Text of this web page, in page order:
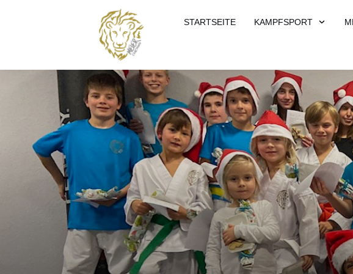
STARTSEITE KAMPFSPORT